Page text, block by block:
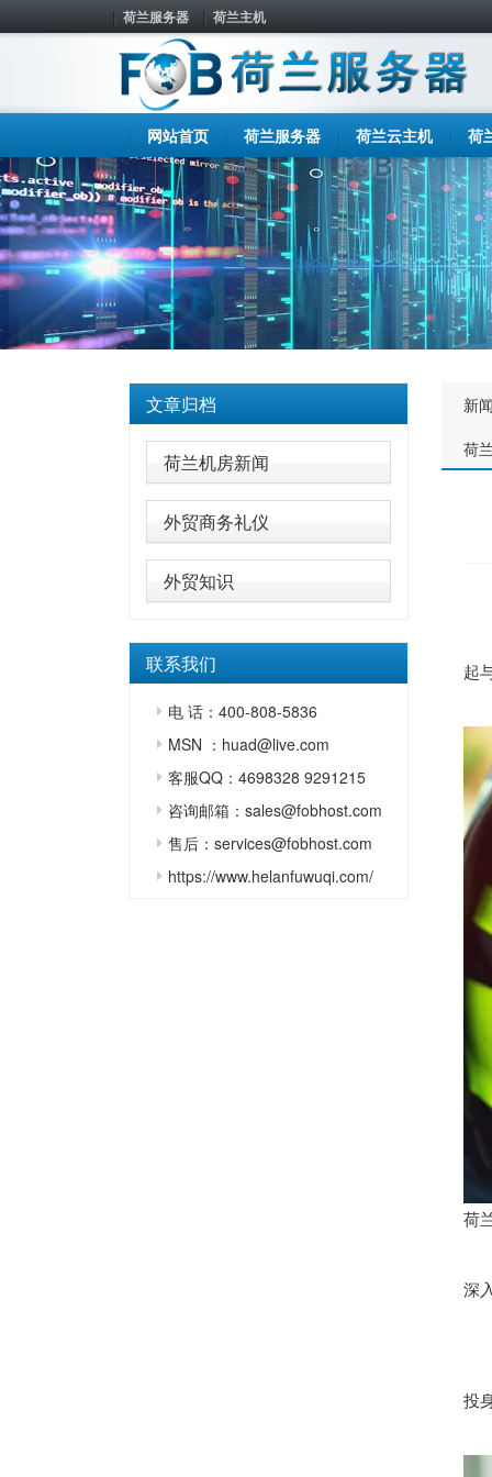
荷兰服务器 荷兰主机
网站首页 荷兰服务器 荷兰云主机 荷
文章归档
荷兰机房新闻
外贸商务礼仪
外贸知识
联系我们
电 话：400-808-5836
MSN ：huad@live.com
客服QQ：4698328 9291215
咨询邮箱：sales@fobhost.com
售后：services@fobhost.com
https://www.helanfuwuqi.com/
新
荷
起
荷
深
投